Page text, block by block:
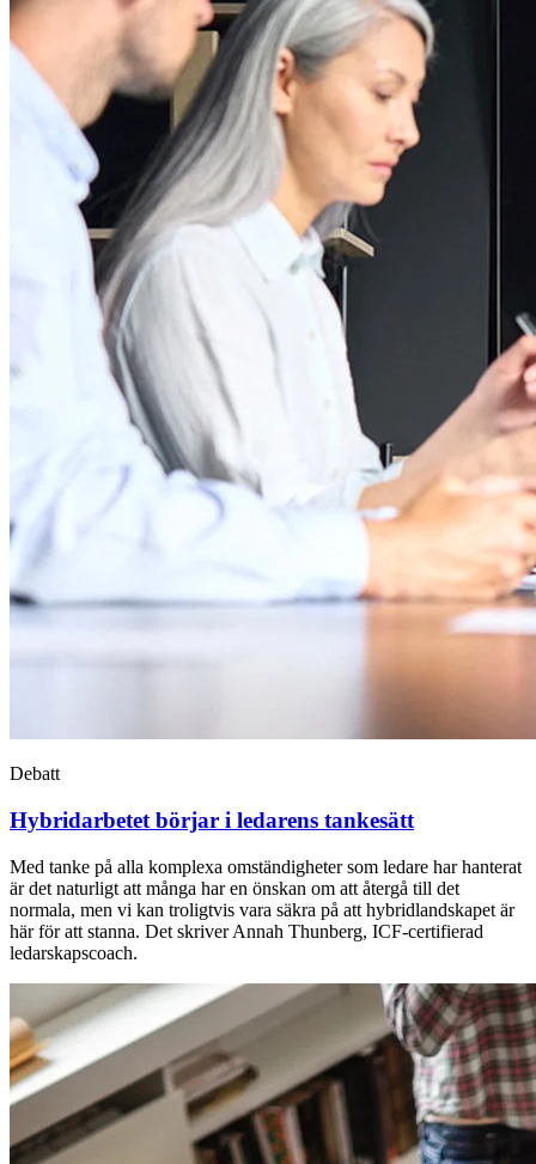
Debatt
Hybridarbetet börjar i ledarens tankesätt
Med tanke på alla komplexa omständigheter som ledare har hanterat
är det naturligt att många har en önskan om att återgå till det
normala, men vi kan troligtvis vara säkra på att hybridlandskapet är
här för att stanna. Det skriver Annah Thunberg, ICF-certifierad
ledarskapscoach.